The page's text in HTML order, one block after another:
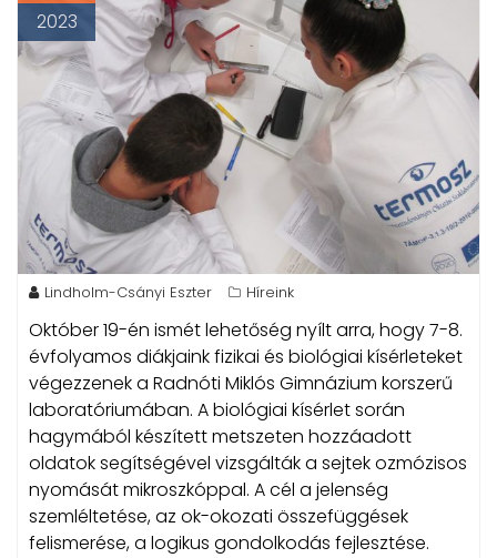
2023
Lindholm-Csányi Eszter Híreink
Október 19-én ismét lehetőség nyílt arra, hogy 7-8.
évfolyamos diákjaink fizikai és biológiai kísérleteket
végezzenek a Radnóti Miklós Gimnázium korszerű
laboratóriumában. A biológiai kísérlet során
hagymából készített metszeten hozzáadott
oldatok segítségével vizsgálták a sejtek ozmózisos
nyomását mikroszkóppal. A cél a jelenség
szemléltetése, az ok-okozati összefüggések
felismerése, a logikus gondolkodás fejlesztése.